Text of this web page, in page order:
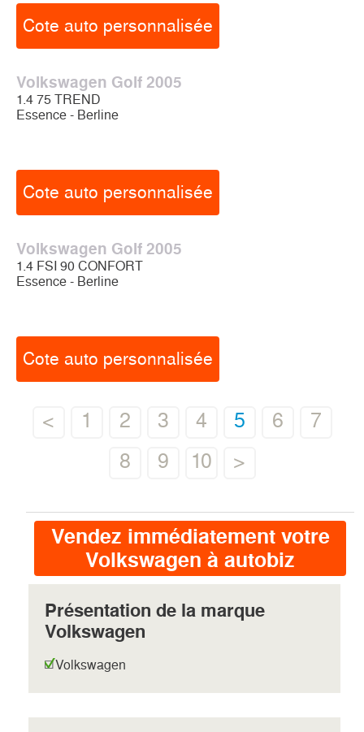
Cote auto personnalisée
Volkswagen Golf 2005
1.4 75 TREND
Essence - Berline
Cote auto personnalisée
Volkswagen Golf 2005
1.4 FSI 90 CONFORT
Essence - Berline
Cote auto personnalisée
< 1 2 3 4 5 6
7
8
9 10 >
Vendez immédiatement votre
Volkswagen à autobiz
Présentation de la marque
Volkswagen
Volkswagen